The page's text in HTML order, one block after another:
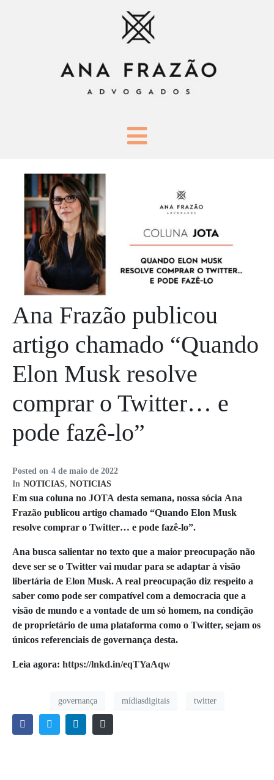
Posted on 4 de maio de 2022
In NOTICIAS, NOTICIAS
Ana Frazão publicou
artigo chamado “Quando
Elon Musk resolve
comprar o Twitter… e
pode fazê-lo”
Em sua coluna no JOTA desta semana, nossa sócia Ana
Frazão publicou artigo chamado “Quando Elon Musk
resolve comprar o Twitter… e pode fazê-lo”.
Ana busca salientar no texto que a maior preocupação não
deve ser se o Twitter vai mudar para se adaptar à visão
libertária de Elon Musk. A real preocupação diz respeito a
saber como pode ser compatível com a democracia que a
visão de mundo e a vontade de um só homem, na condição
de proprietário de uma plataforma como o Twitter, sejam os
únicos referenciais de governança desta.
Leia agora: https://lnkd.in/eqTYaAqw
governança mídiasdigitais twitter